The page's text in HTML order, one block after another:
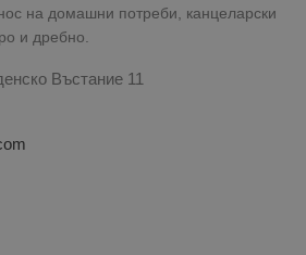
на домашни потреби, канцеларски
и дребно.
Въстание 11